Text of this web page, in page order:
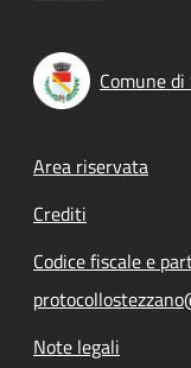
Comune
Footer
Area riservata
Crediti
Codice fiscale e
Note legali